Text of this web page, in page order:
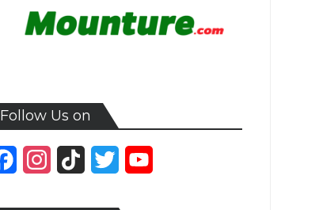
Follow Us on
FacebookInstagram
TikTok Twitter